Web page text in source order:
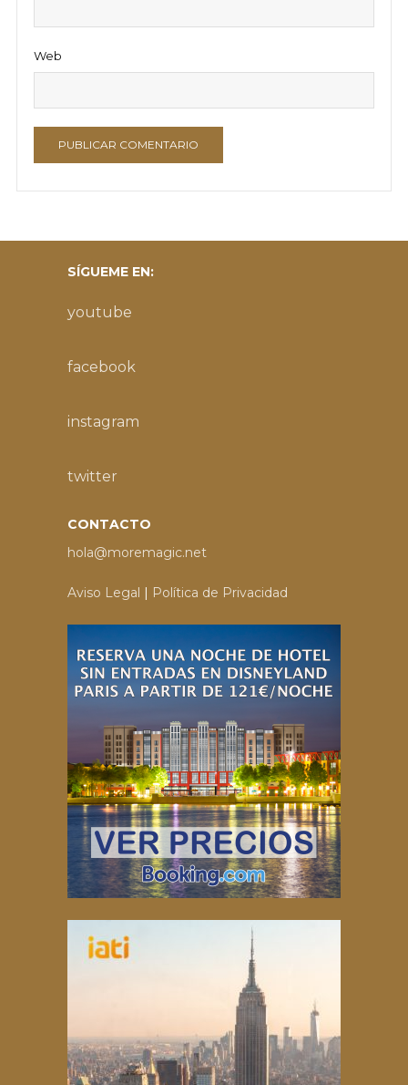
Web
SÍGUEME EN:
youtube
facebook
instagram
twitter
CONTACTO
hola@moremagic.net
Aviso Legal | Política de Privacidad